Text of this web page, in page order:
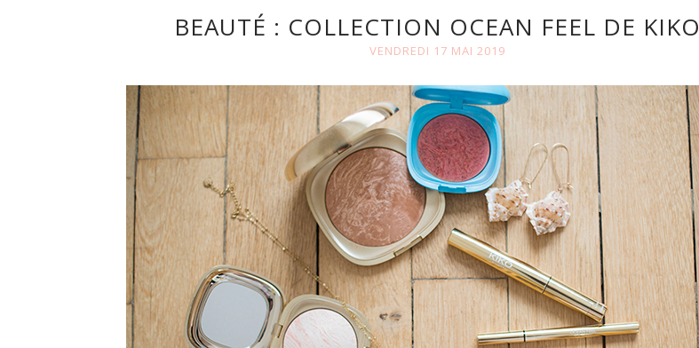
BEAUTÉ : COLLECTION OCEAN FEEL DE KIKO
VENDREDI 17 MAI 2019